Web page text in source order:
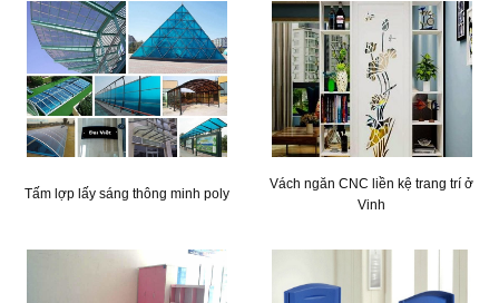
Tấm lợp lấy sáng thông minh poly
Vách ngăn CNC liền kệ trang trí ở
Vinh